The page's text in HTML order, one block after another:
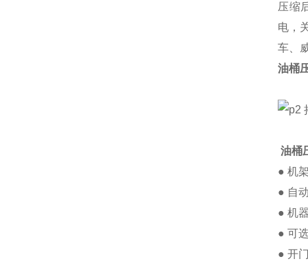
压缩
电，
车、
油桶
油桶
● 机
● 自
● 机
● 可
● 开